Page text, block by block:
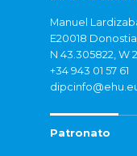
Manuel
E20018
N 43.305822, W
+34 943 01 57 61
Patronato